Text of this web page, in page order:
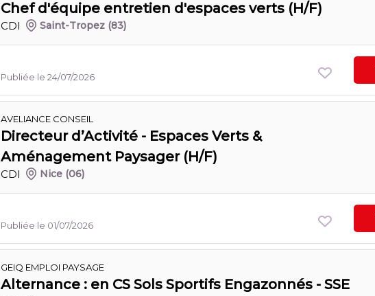
Chef d'équipe entretien d'espaces verts (H/F)
CDI Saint-Tropez (83)
Publiée le 24/07/2026
AVELIANCE CONSEIL
Directeur d’Activité - Espaces Verts &
Aménagement Paysager (H/F)
CDI Nice (06)
Publiée le 01/07/2026
GEIQ EMPLOI PAYSAGE
Alternance : en CS Sols Sportifs Engazonnés - SSE